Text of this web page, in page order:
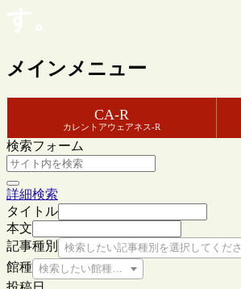
す。
メインメニュー
CA-R
カレントアウェアネス-R
検索フォーム
詳細検索
タイトル
本文
記事種別
検索したい記事種別を選択してくだ
館種 検索したい館種を選択してください